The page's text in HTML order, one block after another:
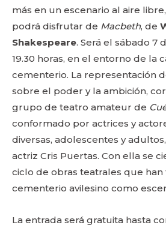
más en un escenario al aire
podrá disfrutar de Macbeth, de
Shakespeare. Será el sábado 7
19.30 horas, en el entorno de la
cementerio. La representación
sobre el poder y la ambición,
grupo de teatro amateur de
conformado por actrices y
diversas, adolescentes y
actriz Cris Puertas. Con ella se
ciclo de obras teatrales que han
cementerio avilesino como
La entrada será gratuita hasta